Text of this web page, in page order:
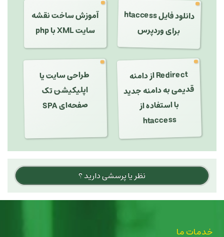
دانلود فایل htaccess
برای وردپرس
آموزش ساخت نقشه
سایت XML با php
Redirect از دامنه
قدیمی به دامنه جدید
با استفاده از
htaccess
طراحی سایت یا
اپلیکیشن تک
صفحه‌ای SPA
نظر یا پرسشی دارید ؟
خدمات ما